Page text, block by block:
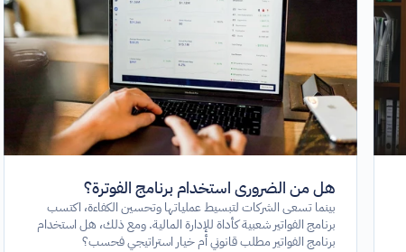
هل من الضروري استخدام برنامج الفوترة؟
بينما تسعى الشركات لتبسيط عملياتها وتحسين الكفاءة، اكتسب
برنامج الفواتير شعبية كأداة للإدارة المالية. ومع ذلك، هل استخدام
برنامج الفواتير مطلب قانوني أم خيار استراتيجي فحسب؟